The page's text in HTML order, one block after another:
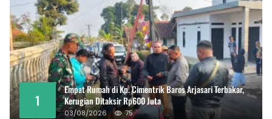
1
Empat Rumah di Kp. Cimentrik Baros Arjasari Terbakar,
Kerugian Ditaksir Rp600 Juta
03/08/2026 75